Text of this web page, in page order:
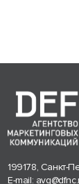
199178, Санкт-
E-mail: